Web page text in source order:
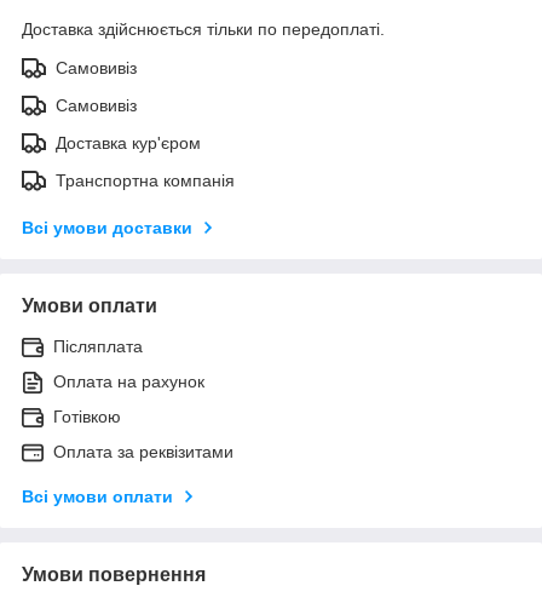
Доставка здійснюється тільки по передоплаті.
Самовивіз
Самовивіз
Доставка кур'єром
Транспортна компанія
Всі умови доставки
Умови оплати
Післяплата
Оплата на рахунок
Готівкою
Оплата за реквізитами
Всі умови оплати
Умови повернення